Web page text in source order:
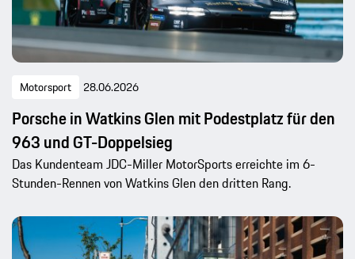
Motorsport 28.06.2026
Porsche in Watkins Glen mit Podestplatz für den
963 und GT-Doppelsieg
Das Kundenteam JDC-Miller MotorSports erreichte im 6-
Stunden-Rennen von Watkins Glen den dritten Rang.